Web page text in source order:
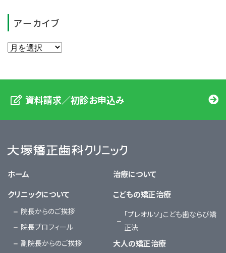
アーカイブ
資料請求／初診お申込み
ホーム
クリニックについて
院長からのご挨拶
院長プロフィール
副院長からのご挨拶
治療について
こどもの矯正治療
「プレオルソ」こども歯ならび矯
正法
大人の矯正治療